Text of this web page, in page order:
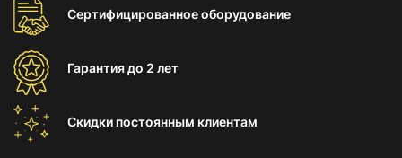
Сертифицированноеоборудование
Гарантиядо 2 лет
Скидки постоянным клиентам